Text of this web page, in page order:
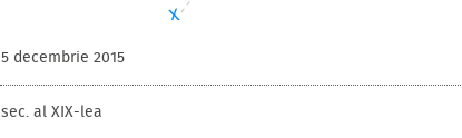
5 decembrie 2015
sec. al XIX-lea